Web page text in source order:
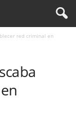
red criminal en